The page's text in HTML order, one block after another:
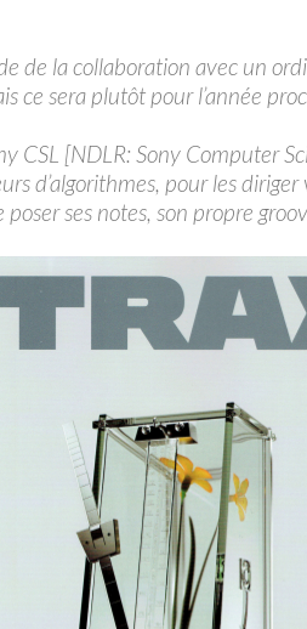
de la collaboration avec un
ce sera plutôt pour l’année
CSL [NDLR: Sony Computer
d’algorithmes, pour les
ses notes, son propre